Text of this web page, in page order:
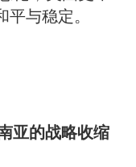
与稳定。
亚的战略收缩